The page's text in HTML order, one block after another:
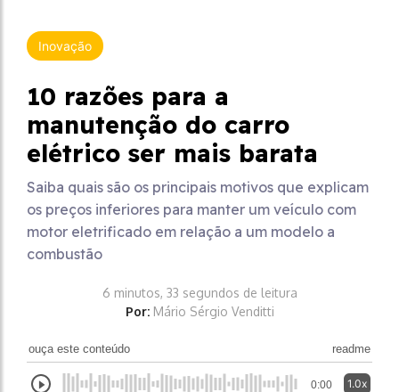
Inovação
10 razões para a
manutenção do carro
elétrico ser mais barata
Saiba quais são os principais motivos que explicam
os preços inferiores para manter um veículo com
motor eletrificado em relação a um modelo a
combustão
6 minutos, 33 segundos de leitura
Por: Mário Sérgio Venditti
ouça este conteúdo readme
0:00 1.0x